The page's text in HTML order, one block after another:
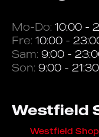
Mo-Do: 10:00 -
Fre: 10:00 -
Sam: 9:00 -
Son: 9:00 -
Westfield
Westfield